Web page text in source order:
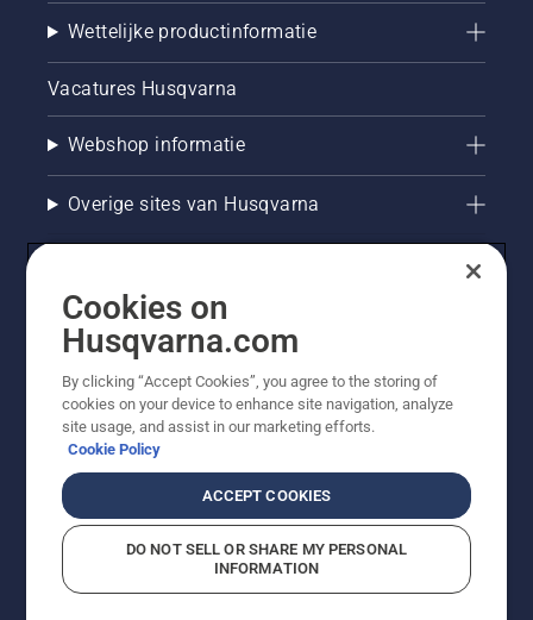
Wettelijke productinformatie
Vacatures Husqvarna
Webshop informatie
Overige sites van Husqvarna
© Husqvarna AB (publ). Alle rechten voorbehouden. De
getoonde prijzen zijn consumentenadviesprijzen. Alle
vermelde prijzen zijn adviesverkoopprijzen (incl. BTW),
tenzij het product beschikbaar is voor directe aankoop.
CookiebeleidGebruiksvoorwaarden Privacyverklaring
BedrijfsgegevensReport Suspected Violations
Cookies on
Husqvarna.com
By clicking “Accept Cookies”, you agree to the storing of
cookies on your device to enhance site navigation, analyze
site usage, and assist in our marketing efforts.
Cookie Policy
ACCEPT COOKIES
DO NOT SELL OR SHARE MY PERSONAL
INFORMATION